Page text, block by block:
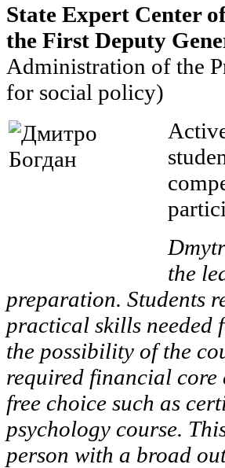
State Expert Center
the First Deputy
Administration of the
for social policy)
the
preparation. Students
practical skills needed
the possibility of the
required financial core
free choice such as
psychology course.
person with a broad